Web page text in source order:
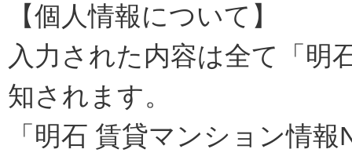
【個人情報について】
入力された内容は全て「明
知されます。
「明石 賃貸マンション情